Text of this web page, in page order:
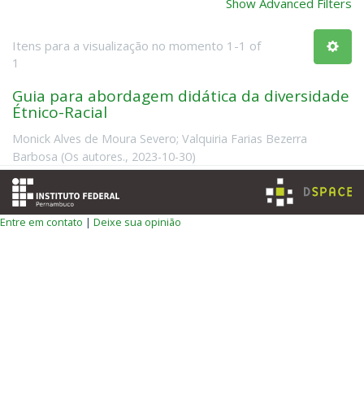
Itens para a visualização no momento 1-1 of
1
Guia para abordagem didática da diversidade
Étnico-Racial
Monick Alves de Moura Severo; Valquiria Farias Bezerra
Barbosa (Os autores., 2023-10-30)
Entre em contato | Deixe sua opinião